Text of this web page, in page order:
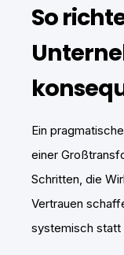
So
Ein
einer
Schritten, die
Vertrauen
systemisch statt